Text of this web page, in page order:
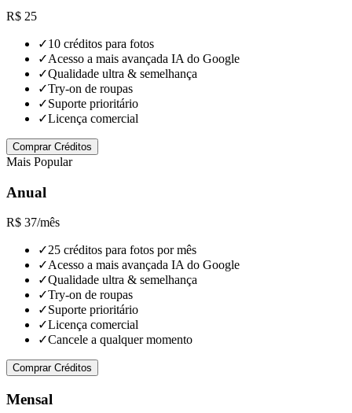
R$ 25
✓10 créditos para fotos
✓Acesso a mais avançada IA do Google
✓Qualidade ultra & semelhança
✓Try-on de roupas
✓Suporte prioritário
✓Licença comercial
Comprar Créditos
Mais Popular
Anual
R$ 37/mês
✓25 créditos para fotos por mês
✓Acesso a mais avançada IA do Google
✓Qualidade ultra & semelhança
✓Try-on de roupas
✓Suporte prioritário
✓Licença comercial
✓Cancele a qualquer momento
Comprar Créditos
Mensal